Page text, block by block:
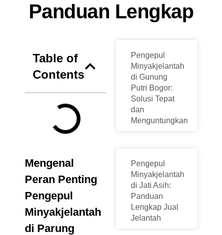
Panduan Lengkap
Table of
Contents
Mengenal
Peran Penting
Pengepul
Minyakjelantah
di Parung
Pengepul
Minyakjelantah
di Gunung
Putri Bogor:
Solusi Tepat
dan
Menguntungkan
Pengepul
Minyakjelantah
di Jati Asih:
Panduan
Lengkap Jual
Jelantah